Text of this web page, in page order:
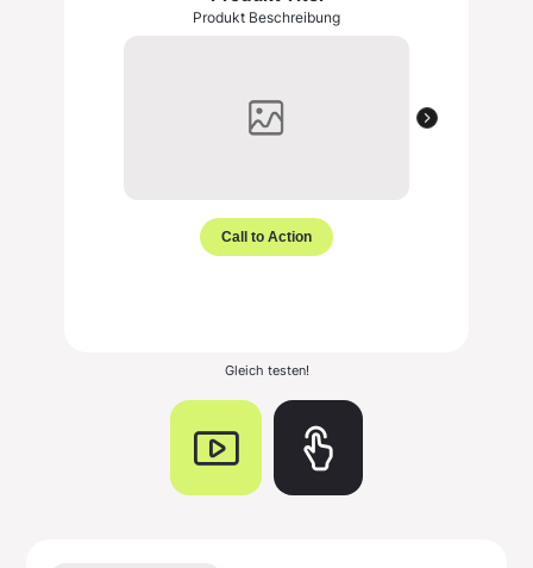
Gleich testen!